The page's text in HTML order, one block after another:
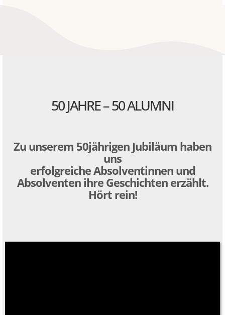
50 JAHRE – 50 ALUMNI
Zu unserem 50jährigen Jubiläum haben
uns
erfolgreiche Absolventinnen und
Absolventen ihre Geschichten erzählt.
Hört rein!